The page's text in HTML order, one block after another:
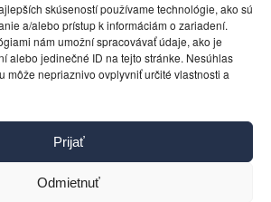
skúseností používame technológie, ako sú
a/alebo prístup k informáciám o zariadení.
nám umožní spracovávať údaje, ako je
alebo jedinečné ID na tejto stránke. Nesúhlas
môže nepriaznivo ovplyvniť určité vlastnosti a
Prijať
Odmietnuť
Kontakt
Pravidlá používania